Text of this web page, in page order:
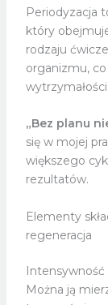
Periodyzacja
który
rodzaju
organizmu, co
„Bez planu
się w mojej
większego
rezultatów.
Elementy
regeneracja
Intensywność
Można ją